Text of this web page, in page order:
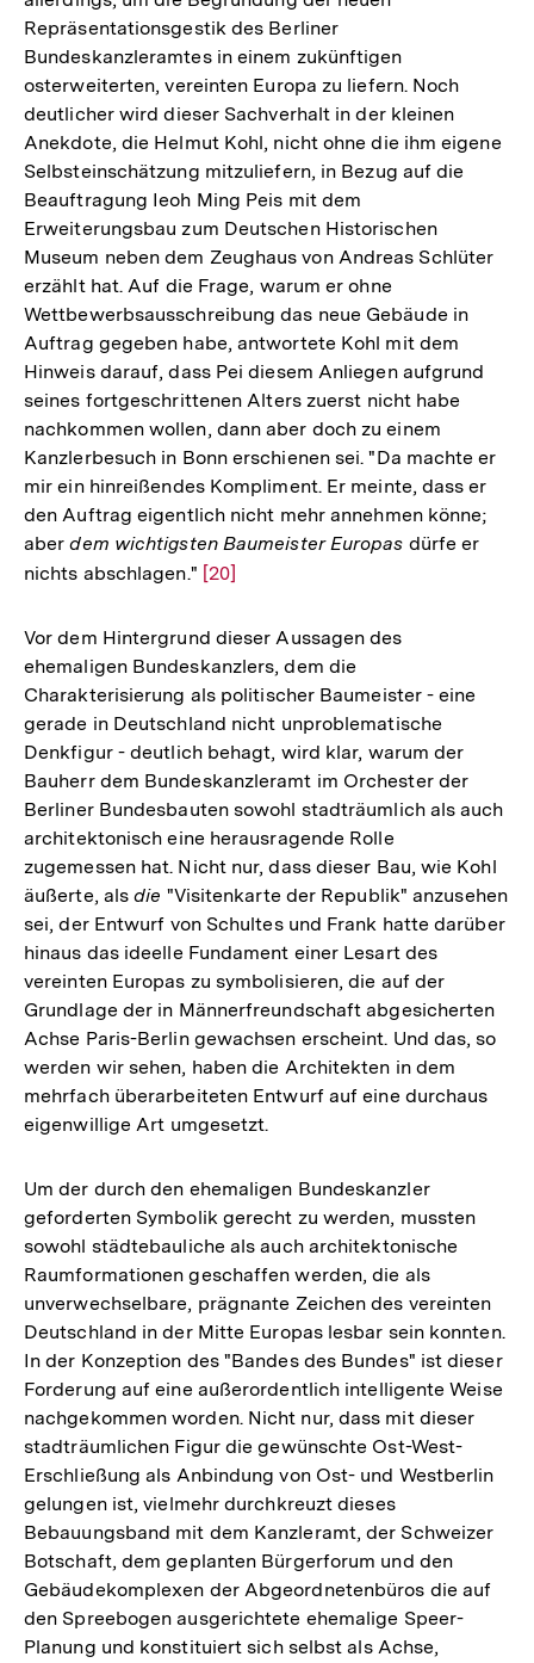
Repräsentationsgestik des Berliner
Bundeskanzleramtes in einem zukünftigen
osterweiterten, vereinten Europa zu liefern. Noch
deutlicher wird dieser Sachverhalt in der kleinen
Anekdote, die Helmut Kohl, nicht ohne die ihm eigene
Selbsteinschätzung mitzuliefern, in Bezug auf die
Beauftragung Ieoh Ming Peis mit dem
Erweiterungsbau zum Deutschen Historischen
Museum neben dem Zeughaus von Andreas Schlüter
erzählt hat. Auf die Frage, warum er ohne
Wettbewerbsausschreibung das neue Gebäude in
Auftrag gegeben habe, antwortete Kohl mit dem
Hinweis darauf, dass Pei diesem Anliegen aufgrund
seines fortgeschrittenen Alters zuerst nicht habe
nachkommen wollen, dann aber doch zu einem
Kanzlerbesuch in Bonn erschienen sei. "Da machte er
mir ein hinreißendes Kompliment. Er meinte, dass er
den Auftrag eigentlich nicht mehr annehmen könne;
aberdem wichtigsten Baumeister Europas dürfe er
nichts abschlagen." Zur
der
Fußnote
[20]
Vor dem Hintergrund dieser Aussagen des
ehemaligen Bundeskanzlers, dem die
Charakterisierung als politischer Baumeister - eine
gerade in Deutschland nicht unproblematische
Denkfigur - deutlich behagt, wird klar, warum der
Bauherr dem Bundeskanzleramt im Orchester der
Berliner Bundesbauten sowohl stadträumlich als auch
architektonisch eine herausragende Rolle
zugemessen hat. Nicht nur, dass dieser Bau, wie Kohl
äußerte, alsdie "Visitenkarte der Republik" anzusehen
sei, der Entwurf von Schultes und Frank hatte darüber
hinaus das ideelle Fundament einer Lesart des
vereinten Europas zu symbolisieren, die auf der
Grundlage der in Männerfreundschaft abgesicherten
Achse Paris-Berlin gewachsen erscheint. Und das, so
werden wir sehen, haben die Architekten in dem
mehrfach überarbeiteten Entwurf auf eine durchaus
eigenwillige Art umgesetzt.
Um der durch den ehemaligen Bundeskanzler
geforderten Symbolik gerecht zu werden, mussten
sowohl städtebauliche als auch architektonische
Raumformationen geschaffen werden, die als
unverwechselbare, prägnante Zeichen des vereinten
Deutschland in der Mitte Europas lesbar sein konnten.
In der Konzeption des "Bandes des Bundes" ist dieser
Forderung auf eine außerordentlich intelligente Weise
nachgekommen worden. Nicht nur, dass mit dieser
stadträumlichen Figur die gewünschte Ost-West-
Erschließung als Anbindung von Ost- und Westberlin
gelungen ist, vielmehr durchkreuzt dieses
Bebauungsband mit dem Kanzleramt, der Schweizer
Botschaft, dem geplanten Bürgerforum und den
Gebäudekomplexen der Abgeordnetenbüros die auf
den Spreebogen ausgerichtete ehemalige Speer-
Planung und konstituiert sich selbst als Achse,